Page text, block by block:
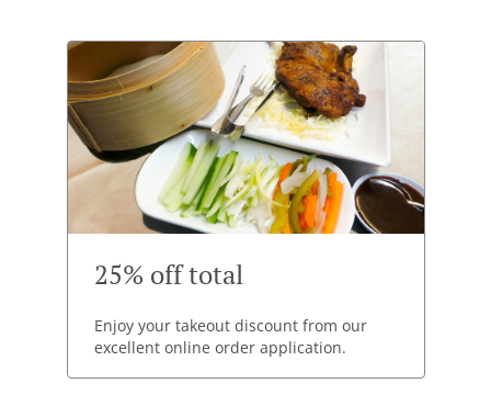
25% off total
Enjoy your takeout discount from our
excellent online order application.